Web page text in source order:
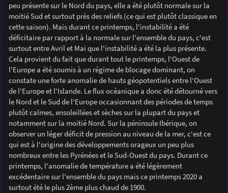
peu présente sur le Nord du pays, elle a été plutôt normale sur la
moitié Sud et surtout près des reliefs (ce qui est plutôt classique en
cette saison). Mais durant ce printemps, l'instabilité a été
déficitaire par rapport à la normale sur l'ensemble du pays, c'est
surtout entre Avril et Mai que l'instabilité a été la plus présente.
Cela provient du fait que durant tout le printemps, l'Ouest de
l'Europe a été soumis à un régime de blocage dominant, on
constate une forte anomalie de hauts géopotentiels entre l'Ouest
de l'Europe et l'Islande. Le flux océanique a donc été détourné vers
le Nord et le Sud de l'Europe occasionnant des périodes de temps
plutôt calmes, ensoleillées et sèches sur la plupart du pays et
notamment sur la moitié Nord. Sur la péninsule Ibérique, on
observer un léger déficit de pression au niveau de la mer, c'est ce
qui est à l'origine des développements orageux un peu plus
nombreux entre les Pyrénées et le Sud-Ouest du pays. Durant ce
printemps, l'anomalie de température a été légèrement
excédentaire sur l'ensemble du pays mais ce printemps 2020 a
surtout été le plus 2ème plus chaud de 1900.